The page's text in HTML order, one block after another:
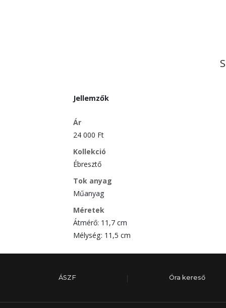
Jellemzők
Ár
24 000 Ft
Kollekció
Ébresztő
Tok anyag
Műanyag
Méretek
Átmérő: 11,7 cm
Mélység: 11,5 cm
ÁSZF Óra kereső